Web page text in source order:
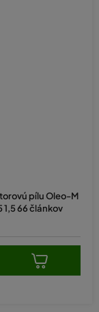
pílu Oleo-M
1,5 66 článkov